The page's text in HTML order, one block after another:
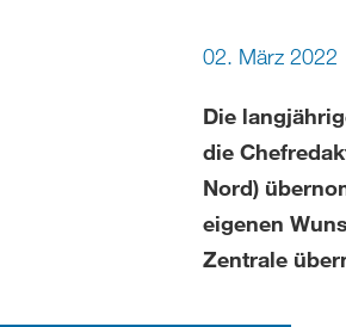
02. März 2022
Die
die
Nord)
eigenen
Zentrale